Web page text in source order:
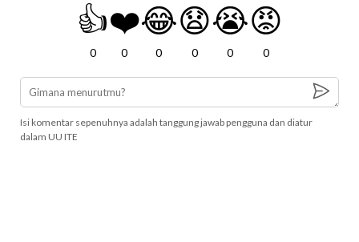
👍
0
❤️
0
😂
0
😧
0
😭
0
😡
0
Isi komentar sepenuhnya adalah tanggung jawab pengguna dan diatur
dalam UU ITE